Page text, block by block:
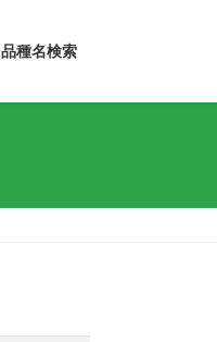
品種名検索